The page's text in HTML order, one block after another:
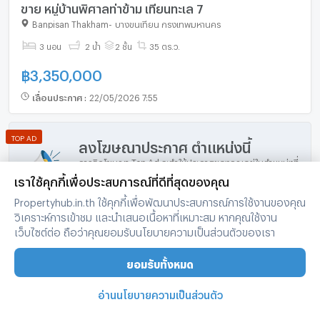
ขาย หมู่บ้านพิศาลท่าข้าม เทียนทะเล 7
Banpisan Thakham บางขุนเทียน กรุงเทพมหานคร
3 นอน 2 น้ำ 2 ชั้น 35 ตร.ว.
฿3,350,000
เลื่อนประกาศ : 22/05/2026 7:55
ลงโฆษณาประกาศ ตำแหน่งนี้
การติดโฆษณา Top Ad จะทำให้ประกาศของคุณอยู่ในตำแหน่งที่
โดดเด่น ซึ่งจะมีผู้ค้นหาเห็นประกาศเพิ่มขึ้น และมีโอกาสปล่อย
ห้องได้ไวยิ่งขึ้น
TOP AD
< 1 ... 184
เราใช้คุกกี้เพื่อประสบการณ์ที่ดีที่สุดของคุณ
Propertyhub.in.th ใช้คุกกี้เพื่อพัฒนาประสบการณ์การใช้งานของคุณ
วิเคราะห์การเข้าชม และนำเสนอเนื้อหาที่เหมาะสม หากคุณใช้งาน
เว็บไซต์ต่อ ถือว่าคุณยอมรับนโยบายความเป็นส่วนตัวของเรา
ยอมรับทั้งหมด
อ่านนโยบายความเป็นส่วนตัว